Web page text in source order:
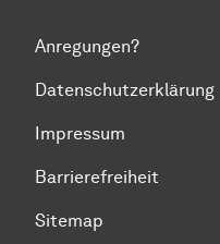
Anregungen?
Datenschutzerklärung
Impressum
Barrierefreiheit
Sitemap